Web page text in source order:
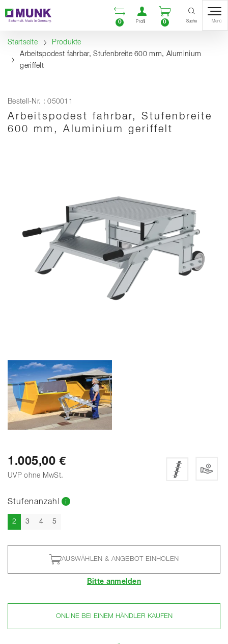
Inhalt
Inhaltsverzeichnis
Navigation Vergleichsliste öffnen
0
Benutzerkonto
Profil
Warenkorb
0 Suche Menü
Startseite
Produkte
Arbeitspodest fahrbar, Stufenbreite 600 mm, Aluminium
geriffelt
Bestell-Nr. : 050011
Arbeitspodest fahrbar, Stufenbreite
600 mm, Aluminium geriffelt
1.005,00 €
UVP ohne MwSt.
Stufenanzahl
2 Aktuell
3 4 5
AUSWÄHLEN & ANGEBOT EINHOLEN
Bitte anmelden
ONLINE BEI EINEM HÄNDLER KAUFEN